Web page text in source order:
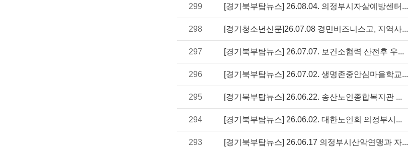
299 [경기북부탑뉴스] 26.08.04. 의정부시자살예방센터...
298 [경기청소년신문]26.07.08 경민비즈니스고, 지역사...
297 [경기북부탑뉴스] 26.07.07. 보건소협력 산전후 우...
296 [경기북부탑뉴스] 26.07.02. 생명존중안심마을학교...
295 [경기북부탑뉴스] 26.06.22. 송산노인종합복지관 ...
294 [경기북부탑뉴스] 26.06.02. 대한노인회 의정부시...
293 [경기북부탑뉴스] 26.06.17 의정부시산악연맹과 자...